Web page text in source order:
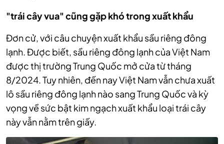
"trái cây vua" cũng gặp khó trong xuất khẩu
Đơn cử, với câu chuyện xuất khẩu sầu riêng đông
lạnh. Được biết, sầu riêng đông lạnh của Việt Nam
được thị trường Trung Quốc mở cửa từ tháng
8/2024. Tuy nhiên, đến nay Việt Nam vẫn chưa xuất
lô sầu riêng đông lạnh nào sang Trung Quốc và kỳ
vọng về sức bật kim ngạch xuất khẩu loại trái cây
này vẫn nằm trên giấy.